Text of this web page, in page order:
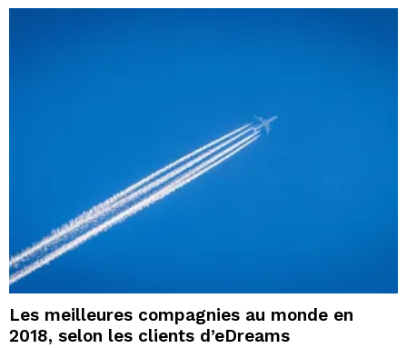
Les meilleures compagnies au monde en
2018, selon les clients d’eDreams